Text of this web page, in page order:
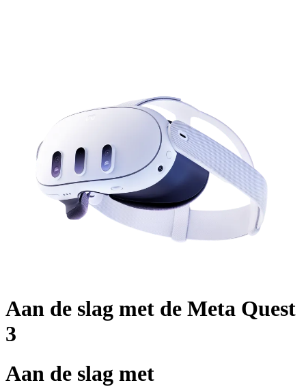
Aan de slag met de Meta Quest
3
Aan de slag met